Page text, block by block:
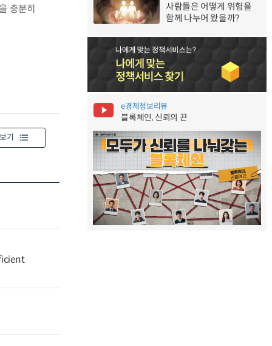
충분히
기
사람들은 어떻게 위험을
함께 나누어 왔을까?
e경제정보리뷰
블록체인, 신뢰의 끈